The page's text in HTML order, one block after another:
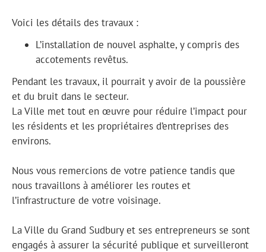
Voici les détails des travaux :
L’installation de nouvel asphalte, y compris des
accotements revêtus.
Pendant les travaux, il pourrait y avoir de la poussière
et du bruit dans le secteur.
La Ville met tout en œuvre pour réduire l’impact pour
les résidents et les propriétaires d’entreprises des
environs.
Nous vous remercions de votre patience tandis que
nous travaillons à améliorer les routes et
l’infrastructure de votre voisinage.
La Ville du Grand Sudbury et ses entrepreneurs se sont
engagés à assurer la sécurité publique et surveilleront